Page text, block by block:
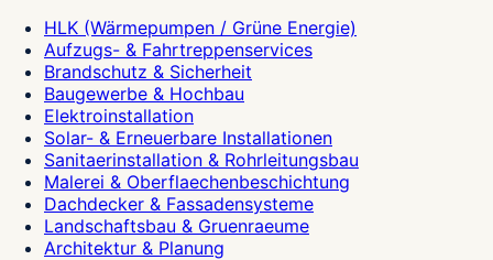
HLK (Wärmepumpen / Grüne Energie)
Aufzugs- & Fahrtreppenservices
Brandschutz & Sicherheit
Baugewerbe & Hochbau
Elektroinstallation
Solar- & Erneuerbare Installationen
Sanitaerinstallation & Rohrleitungsbau
Malerei & Oberflaechenbeschichtung
Dachdecker & Fassadensysteme
Landschaftsbau & Gruenraeume
Architektur & Planung